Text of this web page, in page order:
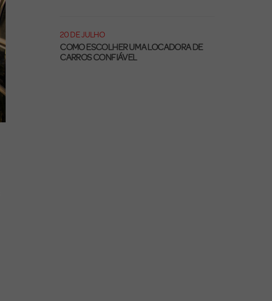
20 DE JULHO
COMO ESCOLHER UMA LOCADORA DE
CARROS CONFIÁVEL